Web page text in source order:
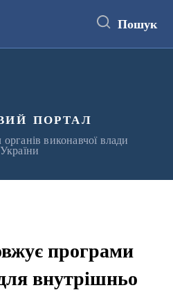
Пошук
портал
виконавчої влади
України
програми
внутрішньо